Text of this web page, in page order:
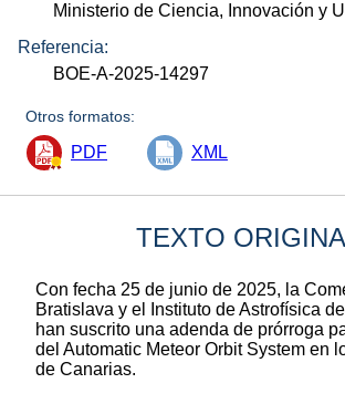
Ministerio de Ciencia, Innovación y
Referencia:
BOE-A-2025-14297
Otros formatos:
PDF XML
TEXTO
Con fecha 25 de junio de 2025, la
Bratislava y el Instituto de Astrofísica
han suscrito una adenda de prórroga
del Automatic Meteor Orbit System en
de Canarias.